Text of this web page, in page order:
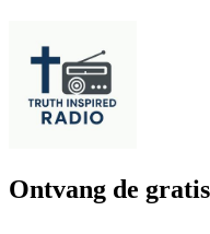
Ontvang de